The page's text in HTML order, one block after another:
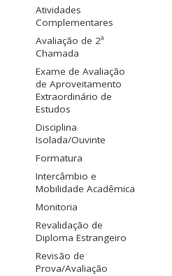
Atividades
Complementares
Avaliação de 2ª
Chamada
Exame de Avaliação
de Aproveitamento
Extraordinário de
Estudos
Disciplina
Isolada/Ouvinte
Formatura
Intercâmbio e
Mobilidade Acadêmica
Monitoria
Revalidação de
Diploma Estrangeiro
Revisão de
Prova/Avaliação